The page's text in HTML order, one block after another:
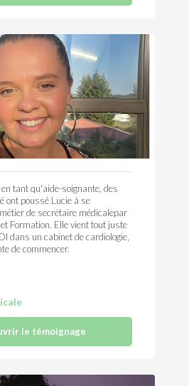
tant qu'aide-soignante, des
ont poussé Lucie à se
de secrétaire médicalepar
Formation. Elle vient tout juste
dans un cabinet de cardiologie,
de commencer.
le témoignage